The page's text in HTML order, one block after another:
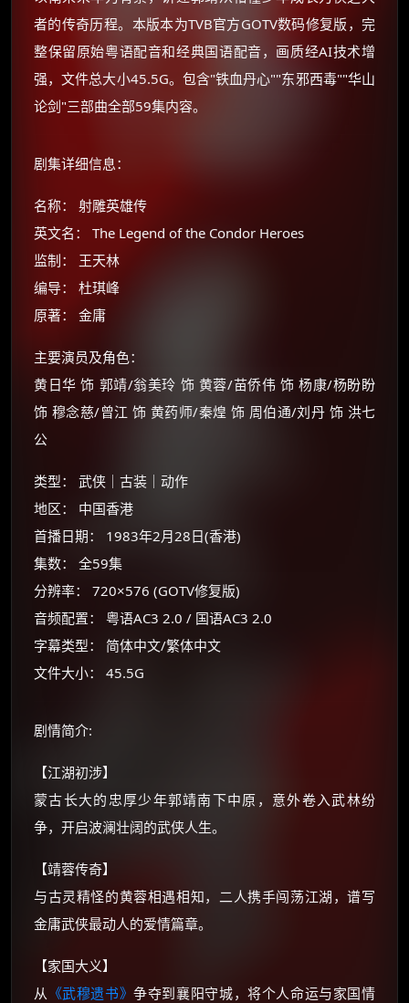
者的传奇历程​。本版本为TVB官方GOTV数码修复版，完
整保留原始粤语配音和经典国语配音，画质经AI技术增
强，文件总大小45.5G​。包含"铁血丹心""东邪西毒""华山
论剑"三部曲全部59集内容。
剧集详细信息：
名称： 射雕英雄传
英文名： The Legend of the Condor Heroes
监制： 王天林
编导： 杜琪峰
原著： 金庸
主要演员及角色：
黄日华 饰 郭靖/翁美玲 饰 黄蓉/苗侨伟 饰 杨康/杨盼盼
饰 穆念慈/曾江 饰 黄药师/秦煌 饰 周伯通/刘丹 饰 洪七
公
类型： 武侠｜古装｜动作
地区： 中国香港
首播日期： 1983年2月28日(香港)
集数： 全59集
分辨率： 720×576 (GOTV修复版)
音频配置： 粤语AC3 2.0 / 国语AC3 2.0
字幕类型： 简体中文/繁体中文
文件大小： 45.5G
剧情简介:
【江湖初涉】
蒙古长大的忠厚少年郭靖南下中原，意外卷入武林纷
争，开启波澜壮阔的武侠人生。
【靖蓉传奇】
与古灵精怪的黄蓉相遇相知，二人携手闯荡江湖，谱写
金庸武侠最动人的爱情篇章。
【家国大义】
从 《武穆遗书》争夺到襄阳守城，将个人命运与家国情
🧧 福利领取站
☕
朋友们辛苦了 💦
你需要的各种会员，都可低价购买！
如夸克12个月送14天 最低75元！
⚡ 前往【大淘客】领红包